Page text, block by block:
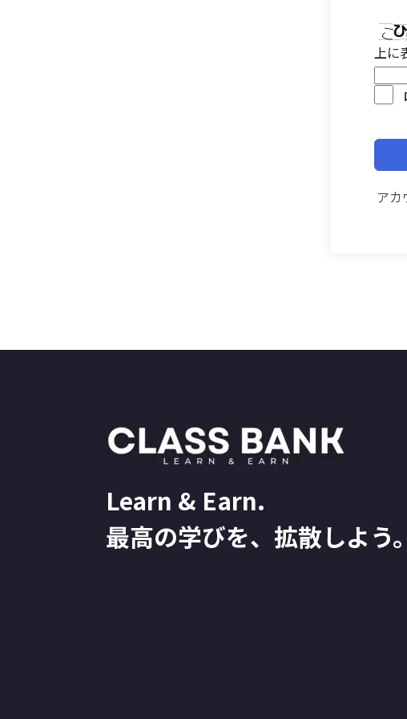
上に
アカ
Learn & Earn.
最高の学びを、拡散しよう。